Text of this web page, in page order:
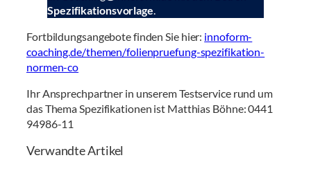
Spezifikationsvorlage.
Fortbildungsangebote finden Sie hier: innoform-
coaching.de/themen/folienpruefung-spezifikation-
normen-co
Ihr Ansprechpartner in unserem Testservice rund um
das Thema Spezifikationen ist Matthias Böhne: 0441
94986-11
Verwandte Artikel